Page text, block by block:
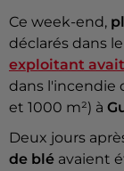
Ce week-end,
déclarés dans le
exploitant
dans l'incendie
et 1000 m²) à
Deux jours
de blé avaient